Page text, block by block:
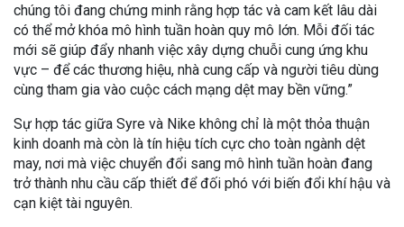
chúng tôi đang chứng minh rằng hợp tác và cam kết lâu dài
có thể mở khóa mô hình tuần hoàn quy mô lớn. Mỗi đối tác
mới sẽ giúp đẩy nhanh việc xây dựng chuỗi cung ứng khu
vực – để các thương hiệu, nhà cung cấp và người tiêu dùng
cùng tham gia vào cuộc cách mạng dệt may bền vững.”
Sự hợp tác giữa Syre và Nike không chỉ là một thỏa thuận
kinh doanh mà còn là tín hiệu tích cực cho toàn ngành dệt
may, nơi mà việc chuyển đổi sang mô hình tuần hoàn đang
trở thành nhu cầu cấp thiết để đối phó với biến đổi khí hậu và
cạn kiệt tài nguyên.